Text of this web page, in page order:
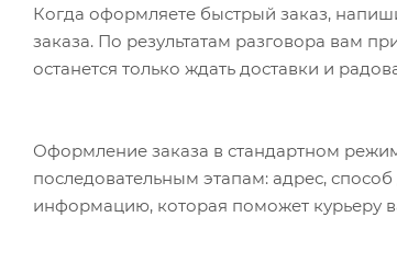
Когда оформляете быстрый заказ,
заказа. По результатам разговора вам
останется только ждать доставки и
Оформление заказа в стандартном
последовательным этапам: адрес,
информацию, которая поможет курьеру